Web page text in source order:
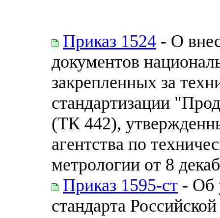
Приказ 1524 - О
документов
закрепленных за
стандартизации
(ТК 442),
агентства по
метрологии от 8
Приказ 1595-ст - Об
стандарта